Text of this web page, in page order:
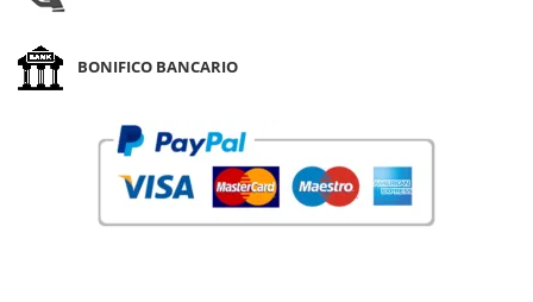
BONIFICO BANCARIO